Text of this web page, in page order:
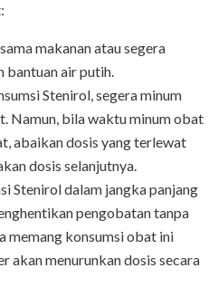
makanan atau segera
bantuan air putih.
Stenirol, segera minum
Namun, bila waktu minum obat
abaikan dosis yang terlewat
dosis selanjutnya.
Stenirol dalam jangka panjang
pengobatan tanpa
memang konsumsi obat ini
akan menurunkan dosis secara